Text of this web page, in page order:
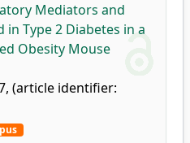
Mediators and
Type 2 Diabetes in a
Obesity Mouse
(article identifier: